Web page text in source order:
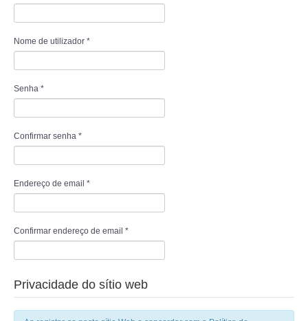
FUNGI
ANIMALIA
PROCESSOS
Nome de utilizador *
Senha *
Confirmar senha *
Endereço de email *
Confirmar endereço de email *
Privacidade do sítio web